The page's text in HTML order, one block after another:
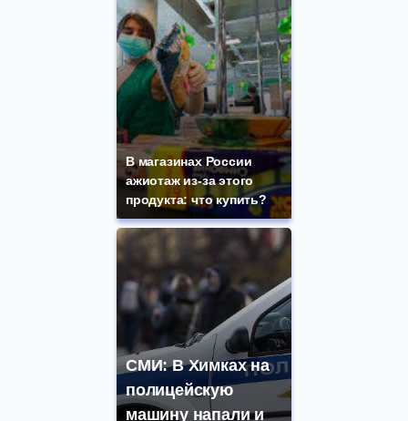
В магазинах России
ажиотаж из-за этого
продукта: что купить?
СМИ: В Химках на
полицейскую
машину напали и